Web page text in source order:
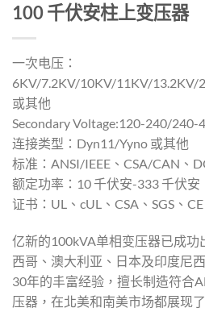
100 千伏安柱上变压器
一次电压：
6KV/7.2KV/10KV/11KV/13.2KV/
或其他
Secondary Voltage:120-240/
连接类型：Dyn11/Yyno 或其他
标准：ANSI/IEEE、CSA/CAN、
额定功率：10 千伏安-333 千伏安
证书：UL、cUL、CSA、SGS、CE
亿新的100kVA单相变压器已成功
西哥、澳大利亚、日本及印度尼
30年的丰富经验，擅长制造符合
压器，在北美和南美市场都展现